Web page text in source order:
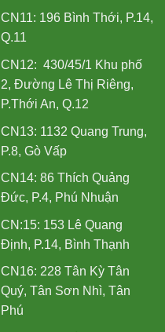
CN11: 196 Bình Thới, P.14,
Q.11
CN12: 430/45/1 Khu phố
2, Đường Lê Thị Riêng,
P.Thới An, Q.12
CN13: 1132 Quang Trung,
P.8, Gò Vấp
CN14: 86 Thích Quảng
Đức, P.4, Phú Nhuận
CN:15: 153 Lê Quang
Định, P.14, Bình Thạnh
CN16: 228 Tân Kỳ Tân
Quý, Tân Sơn Nhì, Tân
Phú